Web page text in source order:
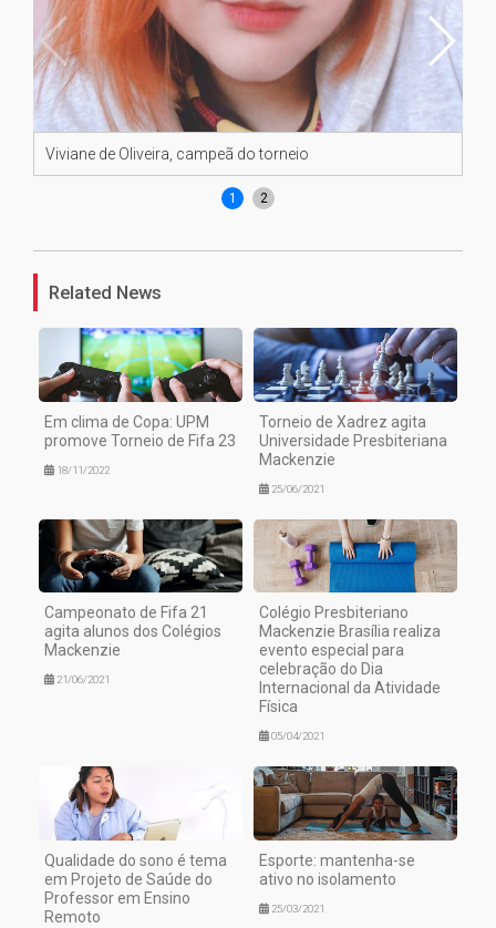
Viviane de Oliveira, campeã do torneio
1 2
Related News
Em clima de Copa: UPM
promove Torneio de Fifa 23
18/11/2022
Torneio de Xadrez agita
Universidade Presbiteriana
Mackenzie
25/06/2021
Campeonato de Fifa 21
agita alunos dos Colégios
Mackenzie
21/06/2021
Colégio Presbiteriano
Mackenzie Brasília realiza
evento especial para
celebração do Dia
Internacional da Atividade
Física
05/04/2021
Qualidade do sono é tema
em Projeto de Saúde do
Professor em Ensino
Remoto
Esporte: mantenha-se
ativo no isolamento
25/03/2021